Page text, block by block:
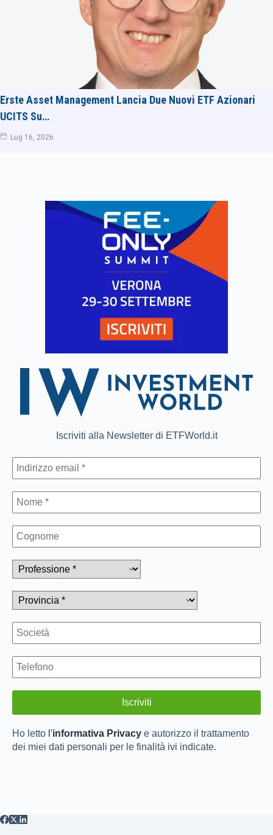
Erste Asset Management Lancia Due Nuovi ETF Azionari
UCITS Su…
Lug 16, 2026
Iscriviti alla Newsletter di ETFWorld.it
Ho letto l'informativa Privacy e autorizzo il trattamento
dei miei dati personali per le finalità ivi indicate.